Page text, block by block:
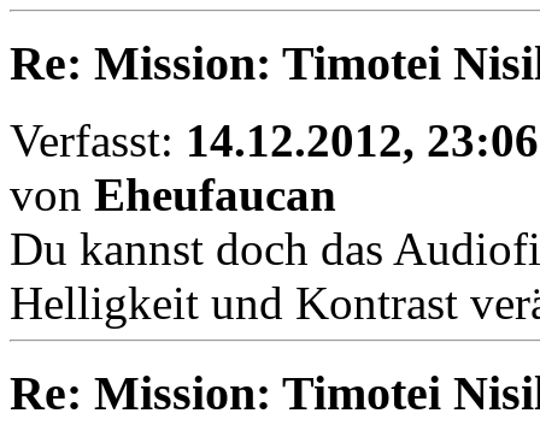
Re: Mission: Timotei
Verfasst: 14.12.2012, 23:06
von Eheufaucan
Du kannst doch das
Helligkeit und Kontrast
Re: Mission: Timotei